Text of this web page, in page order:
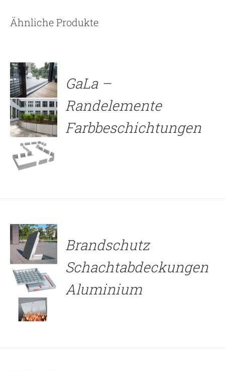
Ähnliche Produkte
GaLa –
Randelemente
Farbbeschichtungen
Brandschutz
Schachtabdeckungen
Aluminium
DETAILS